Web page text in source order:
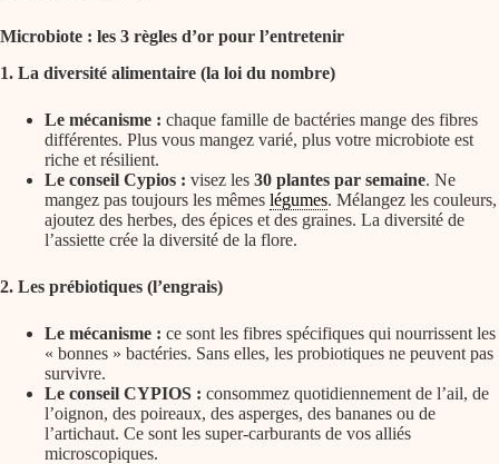
Microbiote : les 3 règles d’or pour l’entretenir
1. La diversité alimentaire (la loi du nombre)
Le mécanisme : chaque famille de bactéries mange des fibres
différentes. Plus vous mangez varié, plus votre microbiote est
riche et résilient.
Le conseil Cypios : visez les 30 plantes par semaine. Ne
mangez pas toujours les mêmes légumes. Mélangez les couleurs,
ajoutez des herbes, des épices et des graines. La diversité de
l’assiette crée la diversité de la flore.
2. Les prébiotiques (l’engrais)
Le mécanisme : ce sont les fibres spécifiques qui nourrissent les
« bonnes » bactéries. Sans elles, les probiotiques ne peuvent pas
survivre.
Le conseil CYPIOS : consommez quotidiennement de l’ail, de
l’oignon, des poireaux, des asperges, des bananes ou de
l’artichaut. Ce sont les super-carburants de vos alliés
microscopiques.